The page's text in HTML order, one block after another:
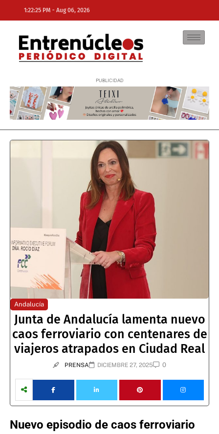
1:22:25 PM - Aug 06, 2026
NE
Andalucía
Junta de Andalucía lamenta nuevo
caos ferroviario con centenares de
viajeros atrapados en Ciudad Real
PRENSA DICIEMBRE 27, 2025 0
Nuevo episodio de caos ferroviario